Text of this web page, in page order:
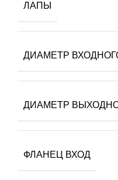
ЛАПЫ
ДИАМЕТР
ДИАМЕТР
ФЛАНЕЦ ВХОД